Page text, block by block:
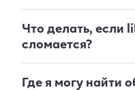
Что делать, если
сломается?
Где я могу найти